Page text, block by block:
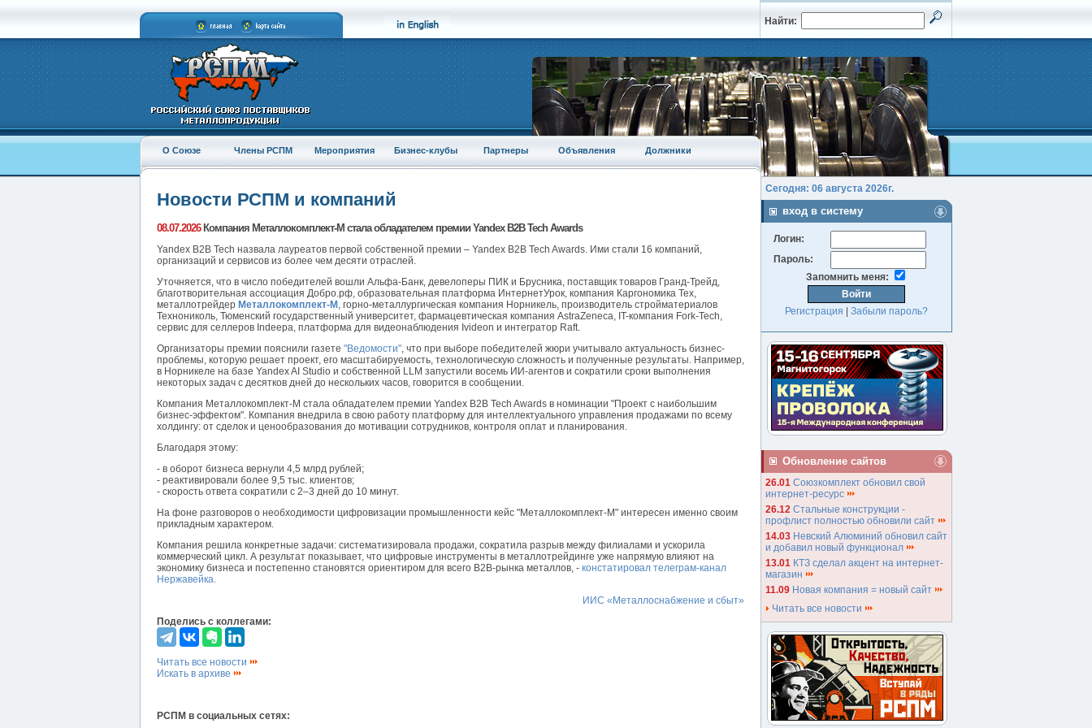
Найти:
О Союзе Члены РСПМ Мероприятия Бизнес-клубы Партнеры Объявления Должники
Новости РСПМ и компаний
08.07.2026Компания Металлокомплект-М стала обладателем премии Yandex B2B Tech Awards
Yandex B2B Tech назвала лауреатов первой собственной премии – Yandex B2B Tech Awards. Ими стали 16 компаний,
организаций и сервисов из более чем десяти отраслей.
Уточняется, что в число победителей вошли Альфа-Банк, девелоперы ПИК и Брусника, поставщик товаров Гранд-Трейд,
благотворительная ассоциация Добро.рф, образовательная платформа ИнтернетУрок, компания Каргономика Тех,
металлотрейдер Металлокомплект-М , горно-металлургическая компания Норникель, производитель стройматериалов
Технониколь, Тюменский государственный университет, фармацевтическая компания AstraZeneca, IT-компания Fork-Tech,
сервис для селлеров Indeepa, платформа для видеонаблюдения Ivideon и интегратор Raft.
Организаторы премии пояснили газете "Ведомости", что при выборе победителей жюри учитывало актуальность бизнес-
проблемы, которую решает проект, его масштабируемость, технологическую сложность и полученные результаты. Например,
в Норникеле на базе Yandex AI Studio и собственной LLM запустили восемь ИИ-агентов и сократили сроки выполнения
некоторых задач с десятков дней до нескольких часов, говорится в сообщении.
Компания Металлокомплект-М стала обладателем премии Yandex B2B Tech Awards в номинации "Проект с наибольшим
бизнес-эффектом". Компания внедрила в свою работу платформу для интеллектуального управления продажами по всему
холдингу: от сделок и ценообразования до мотивации сотрудников, контроля оплат и планирования.
Благодаря этому:
- в оборот бизнеса вернули 4,5 млрд рублей;
- реактивировали более 9,5 тыс. клиентов;
- скорость ответа сократили с 2–3 дней до 10 минут.
На фоне разговоров о необходимости цифровизации промышленности кейс "Металлокомплект-М" интересен именно своим
прикладным характером.
Компания решила конкретные задачи: систематизировала продажи, сократила разрыв между филиалами и ускорила
коммерческий цикл. А результат показывает, что цифровые инструменты в металлотрейдинге уже напрямую влияют на
экономику бизнеса и постепенно становятся ориентиром для всего B2B-рынка металлов, - констатировал телеграм-канал
Нержавейка.
ИИС «Металлоснабжение и сбыт»
Поделись с коллегами:
Читать все новости
Искать в архиве
РСПМ в социальных сетях:
Сегодня: 06 августа 2026г.
вход в систему
Логин:
Пароль:
Запомнить меня:
Регистрация Забыли пароль?
Обновление сайтов
26.01 Союзкомплект обновил свой
интернет-ресурс
26.12 Стальные конструкции -
профлист полностью обновили сайт
14.03 Невский Алюминий обновил сайт
и добавил новый функционал
13.01 КТЗ сделал акцент на интернет-
магазин
11.09 Новая компания = новый сайт
Читать все новости